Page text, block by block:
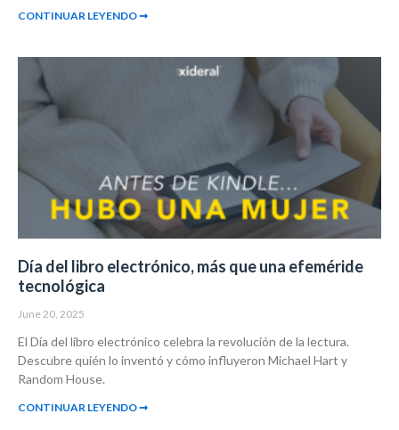
CONTINUAR LEYENDO ➞
Día del libro electrónico, más que una efeméride
tecnológica
June 20, 2025
El Día del libro electrónico celebra la revolución de la lectura.
Descubre quién lo inventó y cómo influyeron Michael Hart y
Random House.
CONTINUAR LEYENDO ➞